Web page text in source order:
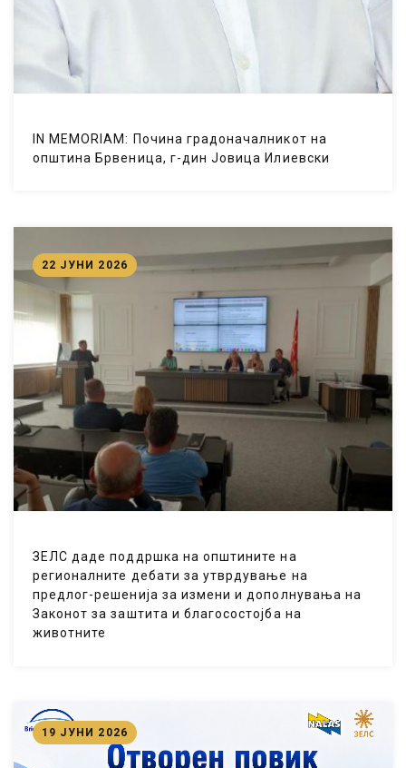
IN MEMORIAM: Почина градоначалникот на
општина Брвеница, г-дин Јовица Илиевски
ЗЕЛС даде поддршка на општините на
регионалните дебати за утврдување на
предлог-решенија за измени и дополнувања на
Законот за заштита и благосостојба на
животните
22 ЈУНИ 2026
19 ЈУНИ 2026